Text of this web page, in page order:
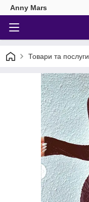
Anny Mars
Товари та послуги